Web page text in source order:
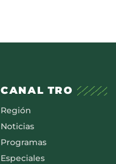
CANAL TRO
Región
Noticias
Programas
Especiales